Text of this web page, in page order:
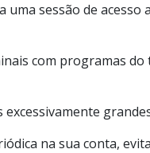
uma sessão de acesso
com programas do
na sua conta,